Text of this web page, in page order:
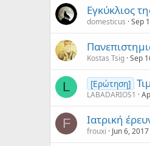
Eγκύκλιος
domesticus Sep
Kostas Tsig Sep
L [Ερώτηση]
LABADARIOS1
F Ιατρική
frouxi Jun 6, 2017